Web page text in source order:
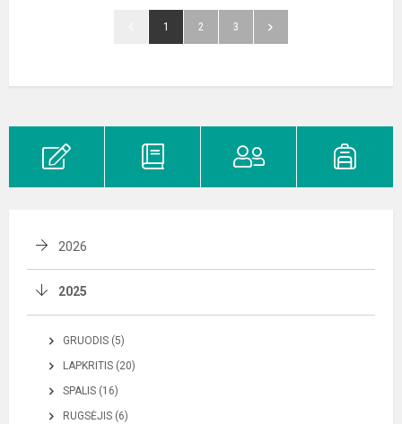
1 2 3
2026
2025
GRUODIS (5)
LAPKRITIS (20)
SPALIS (16)
RUGSĖJIS (6)